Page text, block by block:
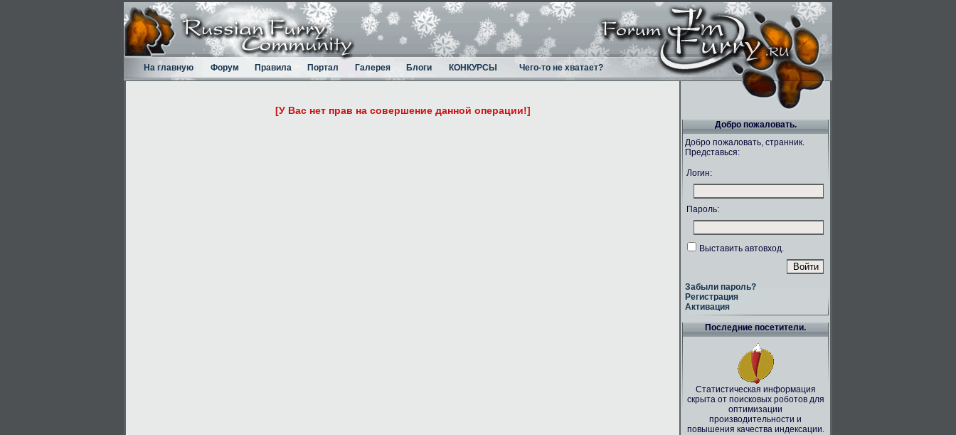
На главную Форум Правила Портал Галерея Блоги КОНКУРСЫ Чего-то не хватает?
[У Вас нет прав на совершение данной операции!]
Добро пожаловать.
Добро пожаловать, странник.
Представься:
Логин:
Пароль:
Выставить автовход.
Забыли пароль?
Регистрация
Активация
Последние посетители.
Статистическая информация
скрыта от поисковых роботов для
оптимизации
производительности и
повышения качества индексации.